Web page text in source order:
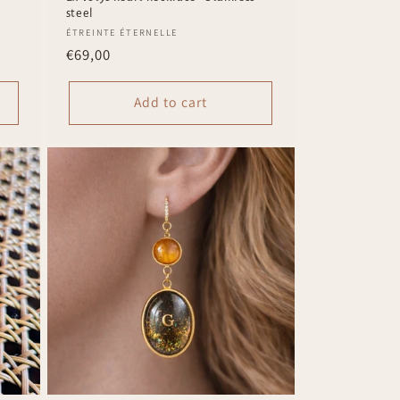
steel
Vendor:
ÉTREINTE ÉTERNELLE
Regular
€69,00
Add to cart